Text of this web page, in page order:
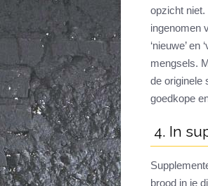
opzicht
ingenomen
‘nieuwe’
mengsels.
de originele
goedkope
4. In
brood in je